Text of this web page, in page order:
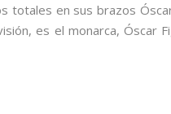
totales en sus brazos
es el monarca, Óscar